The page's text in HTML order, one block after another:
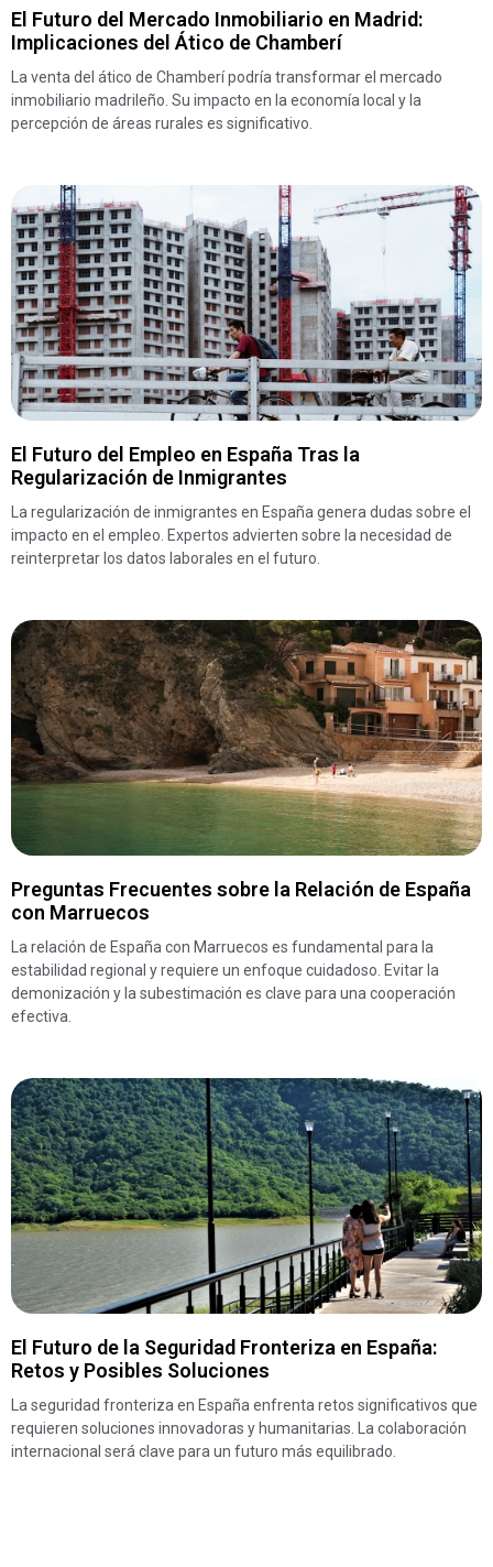
El Futuro del Mercado Inmobiliario en Madrid:
Implicaciones del Ático de Chamberí
La venta del ático de Chamberí podría transformar el mercado
inmobiliario madrileño. Su impacto en la economía local y la
percepción de áreas rurales es significativo.
El Futuro del Empleo en España Tras la
Regularización de Inmigrantes
La regularización de inmigrantes en España genera dudas sobre el
impacto en el empleo. Expertos advierten sobre la necesidad de
reinterpretar los datos laborales en el futuro.
Preguntas Frecuentes sobre la Relación de España
con Marruecos
La relación de España con Marruecos es fundamental para la
estabilidad regional y requiere un enfoque cuidadoso. Evitar la
demonización y la subestimación es clave para una cooperación
efectiva.
El Futuro de la Seguridad Fronteriza en España:
Retos y Posibles Soluciones
La seguridad fronteriza en España enfrenta retos significativos que
requieren soluciones innovadoras y humanitarias. La colaboración
internacional será clave para un futuro más equilibrado.